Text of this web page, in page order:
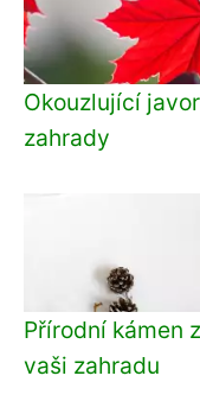
Okouzlující
zahrady
Přírodní kámen
vaši zahradu